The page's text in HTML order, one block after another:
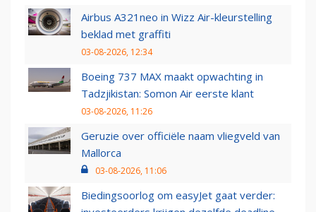
Airbus A321neo in Wizz Air-kleurstelling
beklad met graffiti
03-08-2026, 12:34
Boeing 737 MAX maakt opwachting in
Tadzjikistan: Somon Air eerste klant
03-08-2026, 11:26
Geruzie over officiële naam vliegveld van
Mallorca
03-08-2026, 11:06
Biedingsoorlog om easyJet gaat verder: